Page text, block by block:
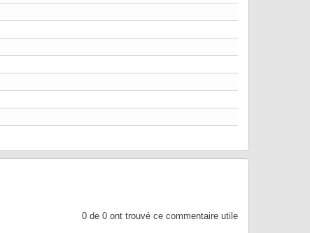
0de 0ont trouvé ce commentaire utile